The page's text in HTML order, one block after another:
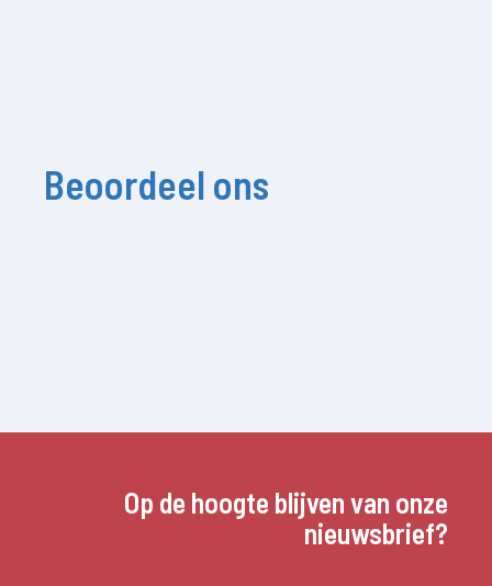
Beoordeel ons
Op de hoogte blijven van onze
nieuwsbrief?